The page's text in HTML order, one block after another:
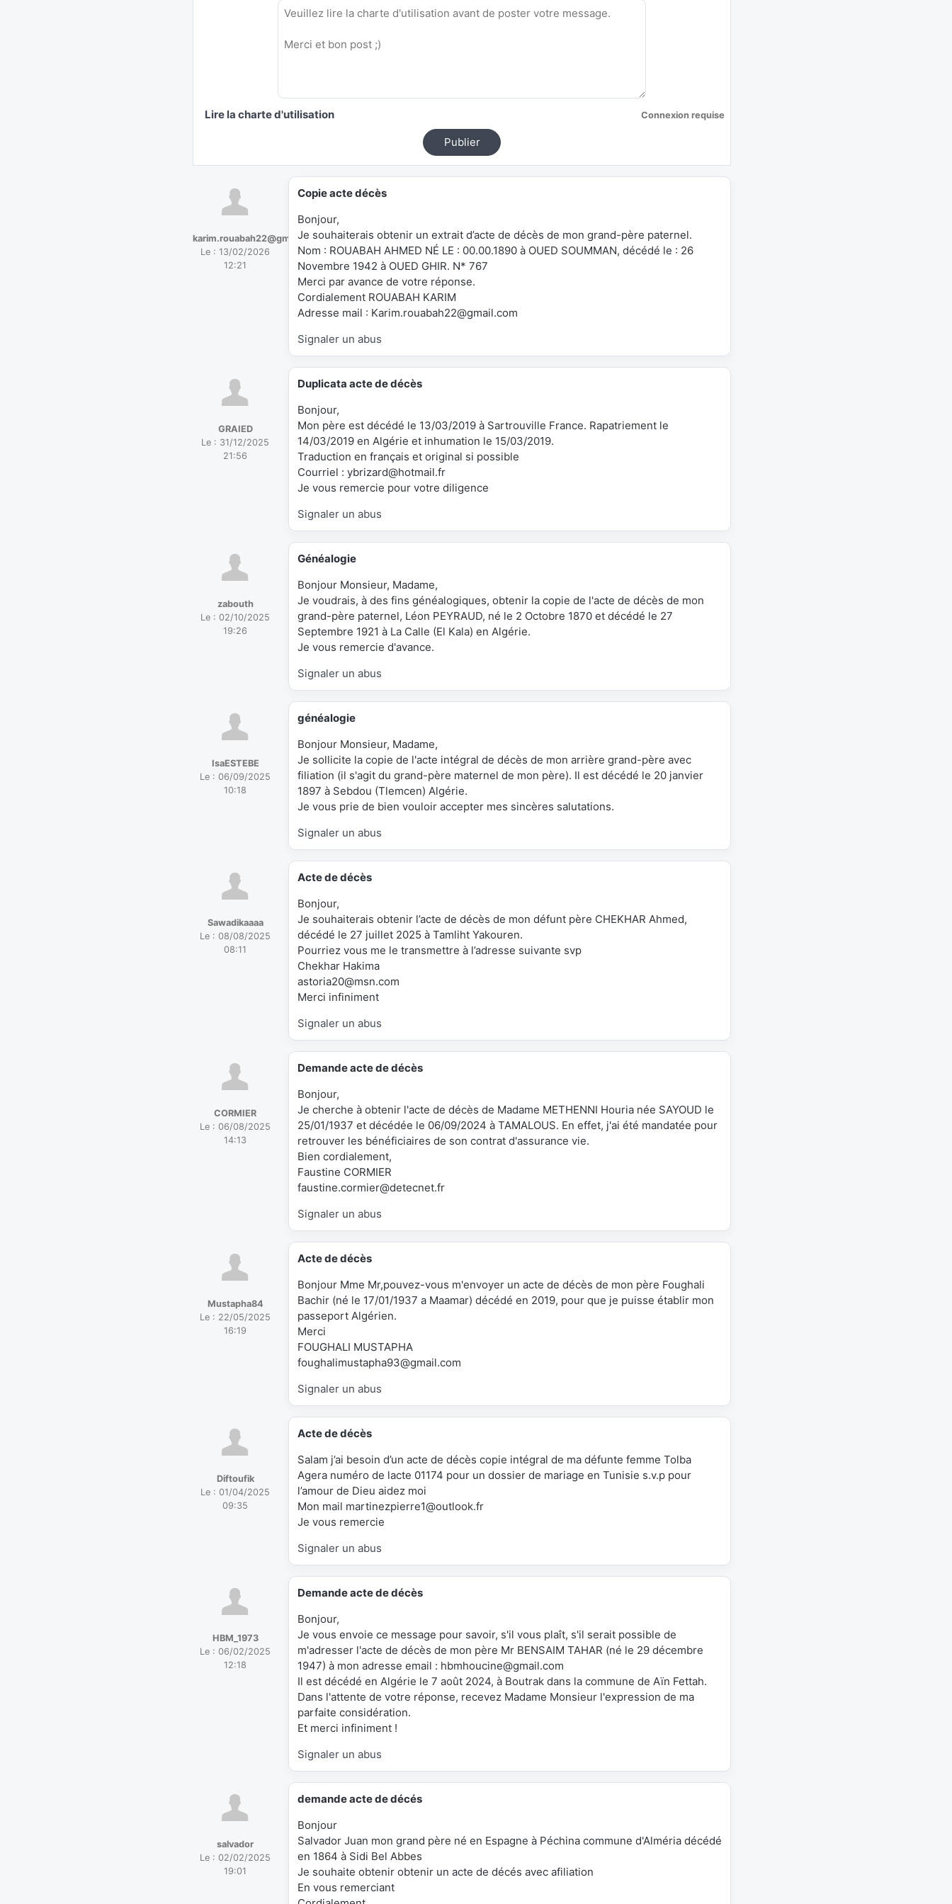
Lire la charte d'utilisation Connexion requise
Publier
karim.rouabah22@gmail.com
Le : 13/02/2026
12:21
Copie acte décès
Bonjour,
Je souhaiterais obtenir un extrait d’acte de décès de mon grand-père paternel.
Nom : ROUABAH AHMED NÉ LE : 00.00.1890 à OUED SOUMMAN, décédé le : 26
Novembre 1942 à OUED GHIR. N* 767
Merci par avance de votre réponse.
Cordialement ROUABAH KARIM
Adresse mail : Karim.rouabah22@gmail.com
Signaler un abus
GRAIED
Le : 31/12/2025
21:56
Duplicata acte de décès
Bonjour,
Mon père est décédé le 13/03/2019 à Sartrouville France. Rapatriement le
14/03/2019 en Algérie et inhumation le 15/03/2019.
Traduction en français et original si possible
Courriel : ybrizard@hotmail.fr
Je vous remercie pour votre diligence
Signaler un abus
zabouth
Le : 02/10/2025
19:26
Généalogie
Bonjour Monsieur, Madame,
Je voudrais, à des fins généalogiques, obtenir la copie de l'acte de décès de mon
grand-père paternel, Léon PEYRAUD, né le 2 Octobre 1870 et décédé le 27
Septembre 1921 à La Calle (El Kala) en Algérie.
Je vous remercie d'avance.
Signaler un abus
IsaESTEBE
Le : 06/09/2025
10:18
généalogie
Bonjour Monsieur, Madame,
Je sollicite la copie de l'acte intégral de décès de mon arrière grand-père avec
filiation (il s'agit du grand-père maternel de mon père). Il est décédé le 20 janvier
1897 à Sebdou (Tlemcen) Algérie.
Je vous prie de bien vouloir accepter mes sincères salutations.
Signaler un abus
Sawadikaaaa
Le : 08/08/2025
08:11
Acte de décès
Bonjour,
Je souhaiterais obtenir l’acte de décès de mon défunt père CHEKHAR Ahmed,
décédé le 27 juillet 2025 à Tamliht Yakouren.
Pourriez vous me le transmettre à l’adresse suivante svp
Chekhar Hakima
astoria20@msn.com
Merci infiniment
Signaler un abus
CORMIER
Le : 06/08/2025
14:13
Demande acte de décès
Bonjour,
Je cherche à obtenir l'acte de décès de Madame METHENNI Houria née SAYOUD le
25/01/1937 et décédée le 06/09/2024 à TAMALOUS. En effet, j'ai été mandatée pour
retrouver les bénéficiaires de son contrat d'assurance vie.
Bien cordialement,
Faustine CORMIER
faustine.cormier@detecnet.fr
Signaler un abus
Mustapha84
Le : 22/05/2025
16:19
Acte de décès
Bonjour Mme Mr,pouvez-vous m'envoyer un acte de décès de mon père Foughali
Bachir (né le 17/01/1937 a Maamar) décédé en 2019, pour que je puisse établir mon
passeport Algérien.
Merci
FOUGHALI MUSTAPHA
foughalimustapha93@gmail.com
Signaler un abus
Diftoufik
Le : 01/04/2025
09:35
Acte de décès
Salam j’ai besoin d’un acte de décès copie intégral de ma défunte femme Tolba
Agera numéro de lacte 01174 pour un dossier de mariage en Tunisie s.v.p pour
l’amour de Dieu aidez moi
Mon mail martinezpierre1@outlook.fr
Je vous remercie
Signaler un abus
HBM_1973
Le : 06/02/2025
12:18
Demande acte de décès
Bonjour,
Je vous envoie ce message pour savoir, s'il vous plaît, s'il serait possible de
m'adresser l'acte de décès de mon père Mr BENSAIM TAHAR (né le 29 décembre
1947) à mon adresse email : hbmhoucine@gmail.com
Il est décédé en Algérie le 7 août 2024, à Boutrak dans la commune de Aïn Fettah.
Dans l'attente de votre réponse, recevez Madame Monsieur l'expression de ma
parfaite considération.
Et merci infiniment !
Signaler un abus
salvador
Le : 02/02/2025
19:01
demande acte de décés
Bonjour
Salvador Juan mon grand père né en Espagne à Péchina commune d'Alméria décédé
en 1864 à Sidi Bel Abbes
Je souhaite obtenir obtenir un acte de décés avec afiliation
En vous remerciant